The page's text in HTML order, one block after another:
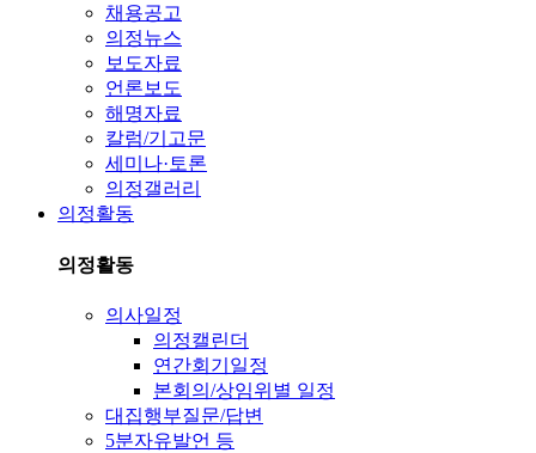
채용공고
의정뉴스
보도자료
언론보도
해명자료
칼럼/기고문
세미나·토론
의정갤러리
의정활동
의정활동
의사일정
의정캘린더
연간회기일정
본회의/상임위별 일정
대집행부질문/답변
5분자유발언 등